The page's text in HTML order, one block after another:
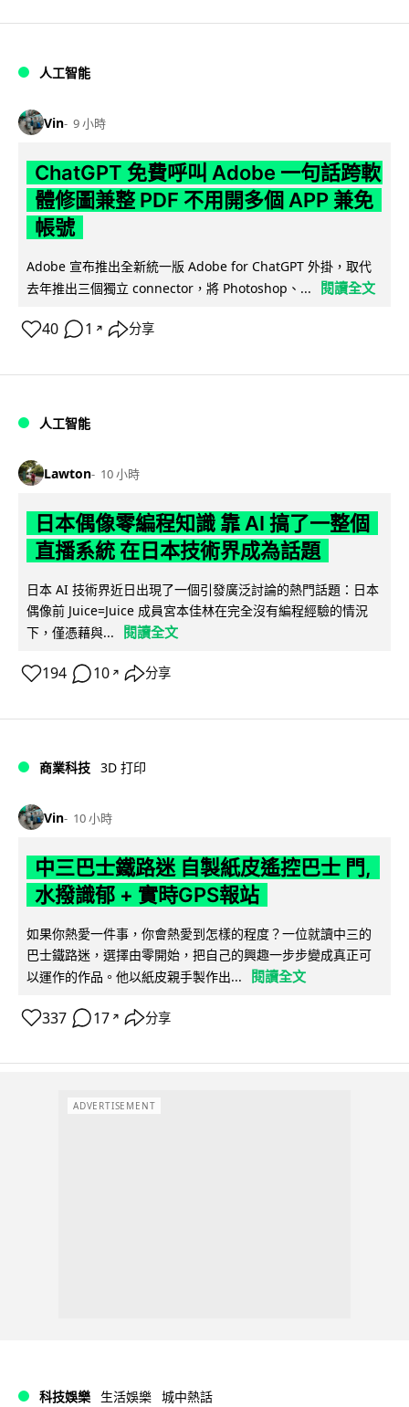
人工智能
Vin 9 小時
ChatGPT 免費呼叫 Adobe 一句話跨軟
體修圖兼整 PDF 不用開多個 APP 兼免
帳號
Adobe 宣布推出全新統一版 Adobe for ChatGPT 外掛，取代
去年推出三個獨立 connector，將 Photoshop、...
閱讀全文
40 1 ↗ 分享
人工智能
Lawton 10 小時
日本偶像零編程知識 靠 AI 搞了一整個
直播系統 在日本技術界成為話題
日本 AI 技術界近日出現了一個引發廣泛討論的熱門話題：日本
偶像前 Juice=Juice 成員宮本佳林在完全沒有編程經驗的情況
下，僅憑藉與...
閱讀全文
194 10 ↗ 分享
商業科技 3D 打印
Vin 10 小時
中三巴士鐵路迷 自製紙皮遙控巴士 門,
水撥識郁 + 實時GPS報站
如果你熱愛一件事，你會熱愛到怎樣的程度？一位就讀中三的
巴士鐵路迷，選擇由零開始，把自己的興趣一步步變成真正可
以運作的作品。他以紙皮親手製作出...
閱讀全文
337 17 ↗ 分享
ADVERTISEMENT
科技娛樂 生活娛樂 城中熱話